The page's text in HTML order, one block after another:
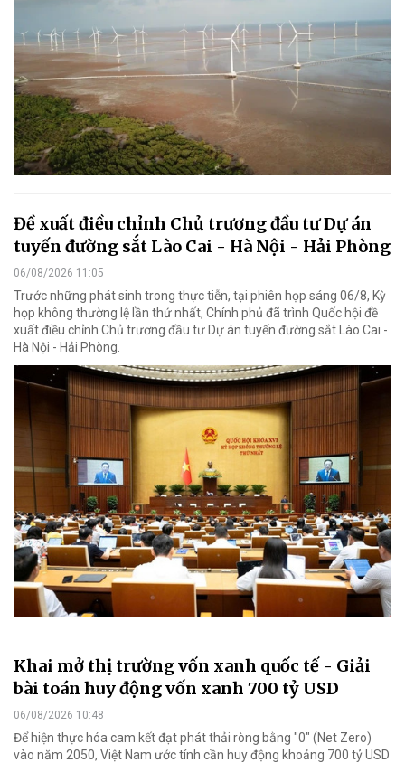
Đề xuất điều chỉnh Chủ trương đầu tư Dự án
tuyến đường sắt Lào Cai - Hà Nội - Hải Phòng
06/08/2026 11:05
Trước những phát sinh trong thực tiễn, tại phiên họp sáng 06/8, Kỳ
họp không thường lệ lần thứ nhất, Chính phủ đã trình Quốc hội đề
xuất điều chỉnh Chủ trương đầu tư Dự án tuyến đường sắt Lào Cai -
Hà Nội - Hải Phòng.
Khai mở thị trường vốn xanh quốc tế - Giải
bài toán huy động vốn xanh 700 tỷ USD
06/08/2026 10:48
Để hiện thực hóa cam kết đạt phát thải ròng bằng "0" (Net Zero)
vào năm 2050, Việt Nam ước tính cần huy động khoảng 700 tỷ USD